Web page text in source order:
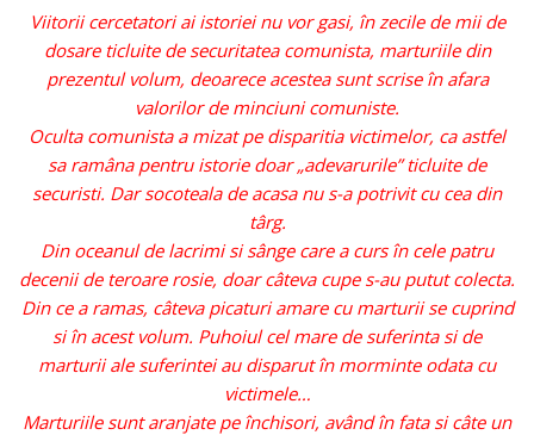
Viitorii cercetatori ai istoriei nu vor gasi, în zecile de mii de
dosare ticluite de securitatea comunista, marturiile din
prezentul volum, deoarece acestea sunt scrise în afara
valorilor de minciuni comuniste.
Oculta comunista a mizat pe disparitia victimelor, ca astfel
sa ramâna pentru istorie doar „adevarurile” ticluite de
securisti. Dar socoteala de acasa nu s-a potrivit cu cea din
târg.
Din oceanul de lacrimi si sânge care a curs în cele patru
decenii de teroare rosie, doar câteva cupe s-au putut colecta.
Din ce a ramas, câteva picaturi amare cu marturii se cuprind
si în acest volum. Puhoiul cel mare de suferinta si de
marturii ale suferintei au disparut în morminte odata cu
victimele…
Marturiile sunt aranjate pe închisori, având în fata si câte un